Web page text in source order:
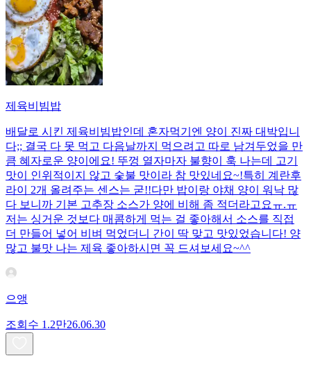
제육비빔밥
배달로 시킨 제육비빔밥인데 혼자먹기엔 양이 진짜 대박입니
다;; 결국 다 못 먹고 다음날까지 먹으려고 따로 남겨두었을 만
큼 혜자로운 양이에요! 뚜껑 열자마자 불향이 훅 나는데 고기
맛이 인위적이지 않고 숯불 맛이라 참 맛있네요~!특히 계란후
라이 2개 올려주는 센스는 굳!! ​다만 밥이랑 야채 양이 워낙 많
다 보니까 기본 고추장 소스가 양에 비해 좀 적더라고요ㅠ.ㅠ
저는 싱거운 것보다 매콤하게 먹는 걸 좋아해서 소스를 직접
더 만들어 넣어 비벼 먹었더니 간이 딱 맞고 맛있었습니다! 양
많고 불맛 나는 제육 좋아하시면 꼭 드셔보세요~^^
으앵
조회수 1.2만26.06.30